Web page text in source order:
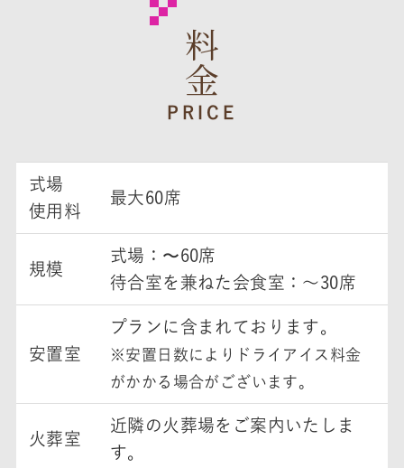
料金
PRICE
式場
使用料
最大60席
規模
式場：〜60席
待合室を兼ねた会食室：～30席
安置室
プランに含まれております。
※安置日数によりドライアイス料金
がかかる場合がございます。
火葬室
近隣の火葬場をご案内いたしま
す。